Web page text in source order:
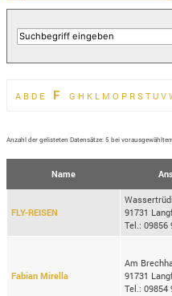
A B D E F G H K L M O P R S T U V
Anzahl der gelisteten Datensätze: 5 bei
Name
FLY-REISEN
91731
Tel.: 09856
Fabian Mirella
Am
91731
Tel.: 09854